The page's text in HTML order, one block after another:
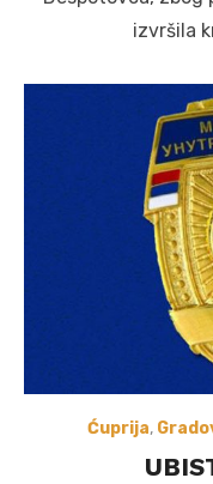
izvršila
Ćuprija,